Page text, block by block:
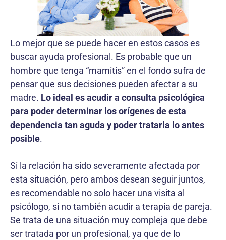
Lo mejor que se puede hacer en estos casos es
buscar ayuda profesional. Es probable que un
hombre que tenga “mamitis” en el fondo sufra de
pensar que sus decisiones pueden afectar a su
madre. Lo ideal es acudir a consulta psicológica
para poder determinar los orígenes de esta
dependencia tan aguda y poder tratarla lo antes
posible.
Si la relación ha sido severamente afectada por
esta situación, pero ambos desean seguir juntos,
es recomendable no solo hacer una visita al
psicólogo, si no también acudir a terapia de pareja.
Se trata de una situación muy compleja que debe
ser tratada por un profesional, ya que de lo